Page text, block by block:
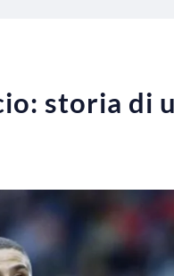
storia di